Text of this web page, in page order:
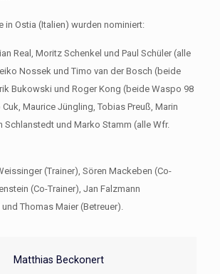
in Ostia (Italien) wurden nominiert:
Real, Moritz Schenkel und Paul Schüler (alle
Nossek und Timo van der Bosch (beide
Bukowski und Roger Kong (beide Waspo 98
Maurice Jüngling, Tobias Preuß, Marin
Schlanstedt und Marko Stamm (alle Wfr.
(Trainer), Sören Mackeben (Co-
(Co-Trainer), Jan Falzmann
Thomas Maier (Betreuer).
Matthias Beckonert